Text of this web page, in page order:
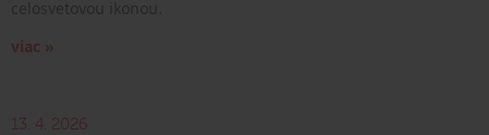
viac »
13. 4. 2026